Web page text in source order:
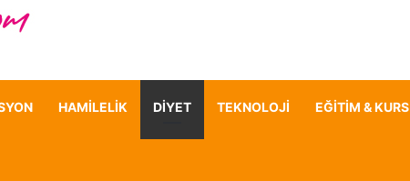
HAMILELIK DIYET TEKNOLOJI EĞITIM & KURS